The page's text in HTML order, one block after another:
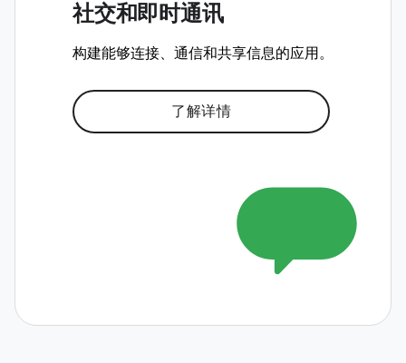
社交和即时通讯
构建能够连接、通信和共享信息的应用。
了解详情